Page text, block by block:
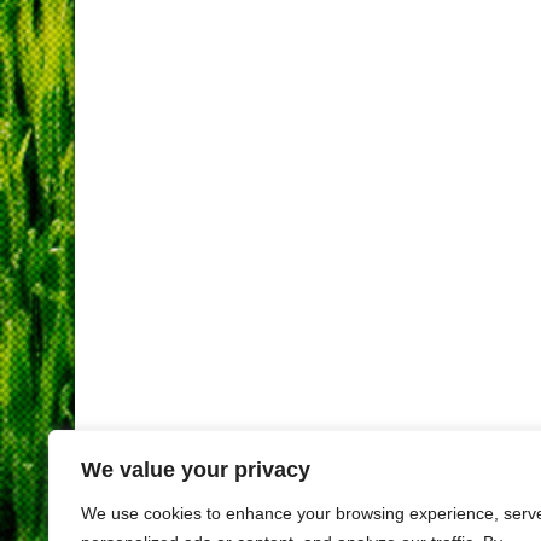
We value your privacy
We use cookies to enhance your browsing experience,